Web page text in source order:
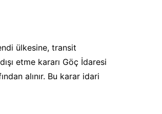
ülkesine, transit
etme kararı Göç İdaresi
alınır. Bu karar idari